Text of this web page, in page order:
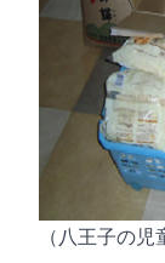
（八王子の児